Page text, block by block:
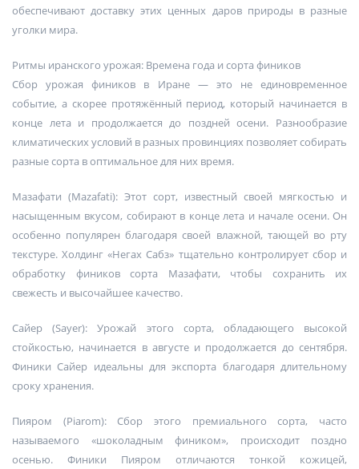
обеспечивают доставку этих ценных даров природы в разные
уголки мира.
Ритмы иранского урожая: Времена года и сорта фиников
Сбор урожая фиников в Иране — это не единовременное
событие, а скорее протяжённый период, который начинается в
конце лета и продолжается до поздней осени. Разнообразие
климатических условий в разных провинциях позволяет собирать
разные сорта в оптимальное для них время.
Мазафати (Mazafati): Этот сорт, известный своей мягкостью и
насыщенным вкусом, собирают в конце лета и начале осени. Он
особенно популярен благодаря своей влажной, тающей во рту
текстуре. Холдинг «Негах Сабз» тщательно контролирует сбор и
обработку фиников сорта Мазафати, чтобы сохранить их
свежесть и высочайшее качество.
Сайер (Sayer): Урожай этого сорта, обладающего высокой
стойкостью, начинается в августе и продолжается до сентября.
Финики Сайер идеальны для экспорта благодаря длительному
сроку хранения.
Пияром (Piarom): Сбор этого премиального сорта, часто
называемого «шоколадным фиником», происходит поздно
осенью. Финики Пияром отличаются тонкой кожицей,